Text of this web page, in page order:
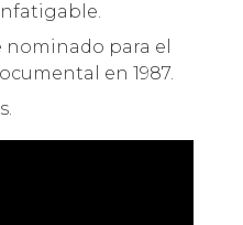
para el
en 1987.